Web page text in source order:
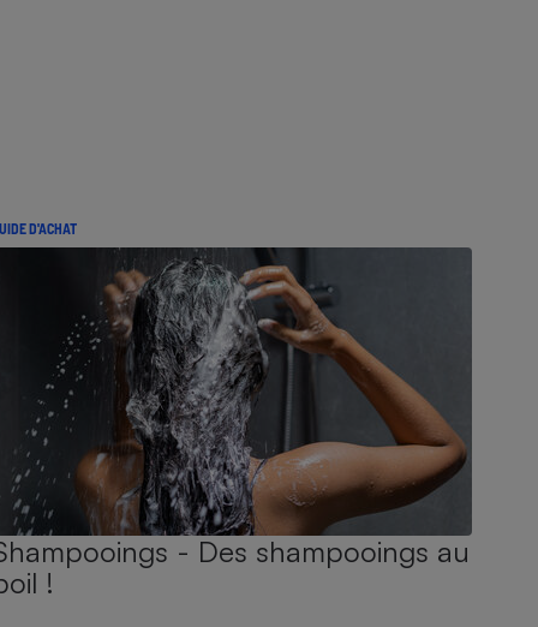
D'ACHAT
- Des shampooings au
!